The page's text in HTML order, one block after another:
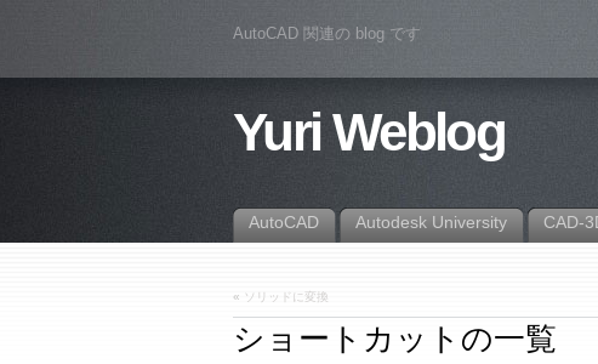
AutoCAD 関連の blog です
Yuri Weblog
AutoCAD Autodesk University CAD-
« ソリッドに変換
ショートカットの一覧